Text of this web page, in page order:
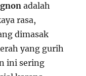
adalah
rasa,
dimasak
yang gurih
ini sering